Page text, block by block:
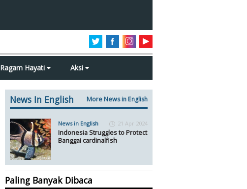
Ragam Hayati Aksi
News In English More News in English
News in English 21 Apr 2024
Indonesia Struggles to Protect
Banggai cardinalfish
Paling Banyak Dibaca